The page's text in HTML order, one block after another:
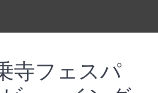
寺フェスパ